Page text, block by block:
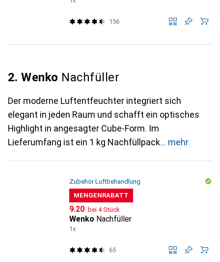
156
2. Wenko Nachfüller
Der moderne Luftentfeuchter integriert sich
elegant in jeden Raum und schafft ein optisches
Highlight in angesagter Cube-Form. Im
Lieferumfang ist ein 1 kg Nachfüllpack
mehr
Zubehör Luftbehandlung
MENGENRABATT
CHF
9.20 bei 4 Stück
Wenko Nachfüller
1x
65